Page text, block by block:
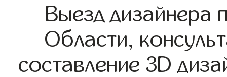
Выезд дизайнера
Области,
составление 3D